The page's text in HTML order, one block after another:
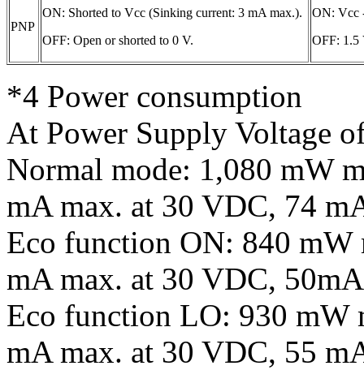
PNP
ON: Shorted to Vcc (Sinking current: 3 mA max.).
OFF: Open or shorted to 0 V.
ON: Vcc
OFF: 1.5
*4 Power consumption
At Power Supply Voltage
Normal mode: 1,080 mW
mA max. at 30 VDC, 74
Eco function ON: 840 mW
mA max. at 30 VDC,
Eco function LO: 930 mW
mA max. at 30 VDC, 55